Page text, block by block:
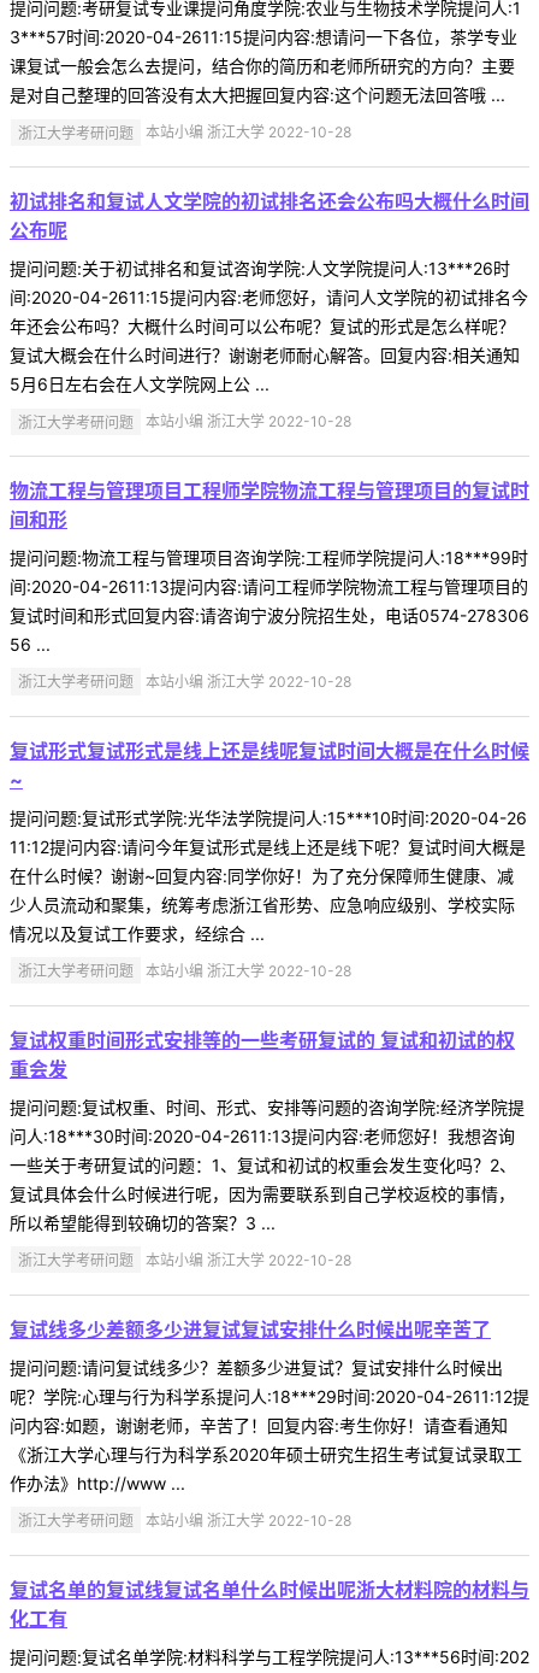
提问问题:考研复试专业课提问角度学院:农业与生物技术学院提问人:1
3***57时间:2020-04-2611:15提问内容:想请问一下各位，茶学专业
课复试一般会怎么去提问，结合你的简历和老师所研究的方向？主要
是对自己整理的回答没有太大把握回复内容:这个问题无法回答哦 ...
浙江大学考研问题 本站小编 浙江大学 2022-10-28
初试排名和复试人文学院的初试排名还会公布吗大概什么时间
公布呢
提问问题:关于初试排名和复试咨询学院:人文学院提问人:13***26时
间:2020-04-2611:15提问内容:老师您好，请问人文学院的初试排名今
年还会公布吗？大概什么时间可以公布呢？复试的形式是怎么样呢？
复试大概会在什么时间进行？谢谢老师耐心解答。回复内容:相关通知
5月6日左右会在人文学院网上公 ...
浙江大学考研问题 本站小编 浙江大学 2022-10-28
物流工程与管理项目工程师学院物流工程与管理项目的复试时
间和形
提问问题:物流工程与管理项目咨询学院:工程师学院提问人:18***99时
间:2020-04-2611:13提问内容:请问工程师学院物流工程与管理项目的
复试时间和形式回复内容:请咨询宁波分院招生处，电话0574-278306
56 ...
浙江大学考研问题 本站小编 浙江大学 2022-10-28
复试形式复试形式是线上还是线呢复试时间大概是在什么时候
~
提问问题:复试形式学院:光华法学院提问人:15***10时间:2020-04-26
11:12提问内容:请问今年复试形式是线上还是线下呢？复试时间大概是
在什么时候？谢谢~回复内容:同学你好！为了充分保障师生健康、减
少人员流动和聚集，统筹考虑浙江省形势、应急响应级别、学校实际
情况以及复试工作要求，经综合 ...
浙江大学考研问题 本站小编 浙江大学 2022-10-28
复试权重时间形式安排等的一些考研复试的 复试和初试的权
重会发
提问问题:复试权重、时间、形式、安排等问题的咨询学院:经济学院提
问人:18***30时间:2020-04-2611:13提问内容:老师您好！我想咨询
一些关于考研复试的问题：1、复试和初试的权重会发生变化吗？2、
复试具体会什么时候进行呢，因为需要联系到自己学校返校的事情，
所以希望能得到较确切的答案？3 ...
浙江大学考研问题 本站小编 浙江大学 2022-10-28
复试线多少差额多少进复试复试安排什么时候出呢辛苦了
提问问题:请问复试线多少？差额多少进复试？复试安排什么时候出
呢？学院:心理与行为科学系提问人:18***29时间:2020-04-2611:12提
问内容:如题，谢谢老师，辛苦了！回复内容:考生你好！请查看通知
《浙江大学心理与行为科学系2020年硕士研究生招生考试复试录取工
作办法》http://www ...
浙江大学考研问题 本站小编 浙江大学 2022-10-28
复试名单的复试线复试名单什么时候出呢浙大材料院的材料与
化工有
提问问题:复试名单学院:材料科学与工程学院提问人:13***56时间:202